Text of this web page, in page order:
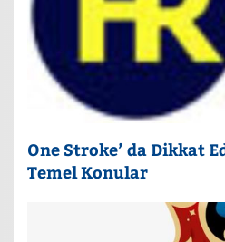
One Stroke’ da Dikkat
Temel Konular